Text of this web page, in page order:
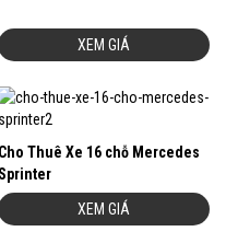
XEM GIÁ
Cho Thuê Xe 16 chỗ Mercedes
Sprinter
XEM GIÁ